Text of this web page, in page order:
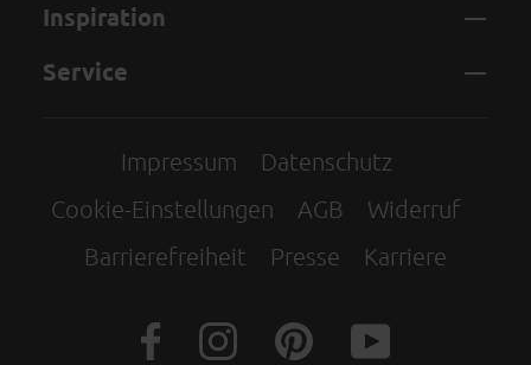
Inspiration
Service
Impressum
Datenschutz
Cookie-Einstellungen
AGB
Widerruf
Barrierefreiheit
Presse Karriere